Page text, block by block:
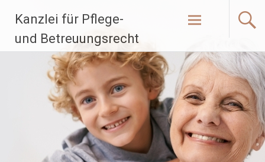
Inhalt
springen
Kanzlei für Pflege-
und Betreuungsrecht